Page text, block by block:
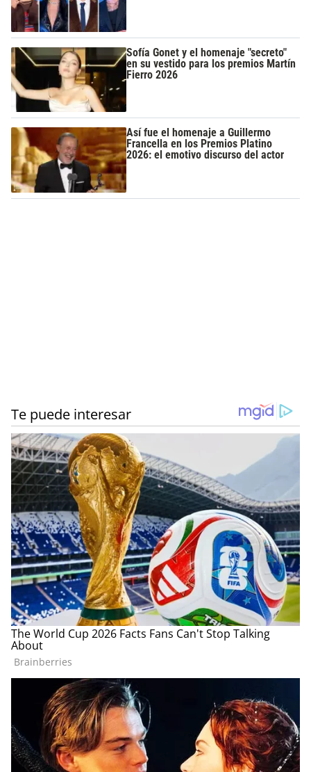
Sofía Gonet y el homenaje "secreto"
en su vestido para los premios Martín
Fierro 2026
Así fue el homenaje a Guillermo
Francella en los Premios Platino
2026: el emotivo discurso del actor